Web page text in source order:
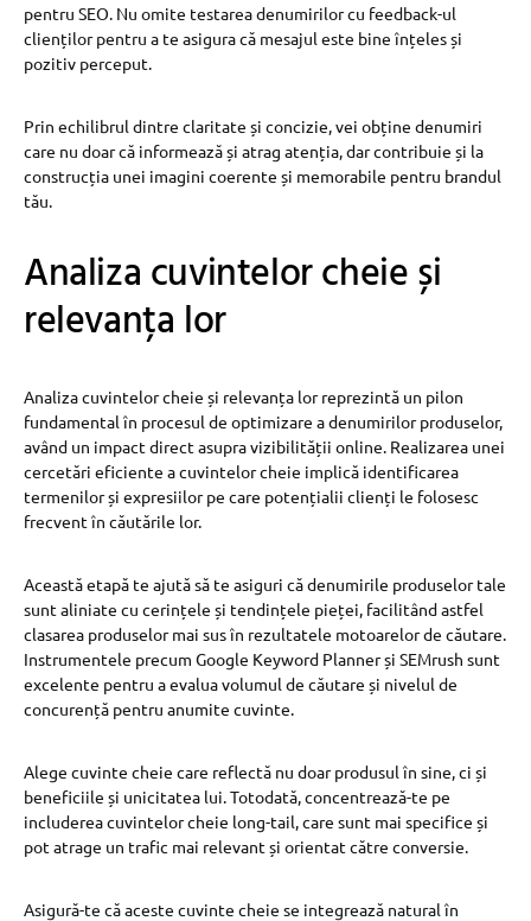
pentru SEO. Nu omite testarea denumirilor cu feedback-ul
clienților pentru a te asigura că mesajul este bine înțeles și
pozitiv perceput.
Prin echilibrul dintre claritate și concizie, vei obține denumiri
care nu doar că informează și atrag atenția, dar contribuie și la
construcția unei imagini coerente și memorabile pentru brandul
tău.
Analiza cuvintelor cheie și
relevanța lor
Analiza cuvintelor cheie și relevanța lor reprezintă un pilon
fundamental în procesul de optimizare a denumirilor produselor,
având un impact direct asupra vizibilității online. Realizarea unei
cercetări eficiente a cuvintelor cheie implică identificarea
termenilor și expresiilor pe care potențialii clienți le folosesc
frecvent în căutările lor.
Această etapă te ajută să te asiguri că denumirile produselor tale
sunt aliniate cu cerințele și tendințele pieței, facilitând astfel
clasarea produselor mai sus în rezultatele motoarelor de căutare.
Instrumentele precum Google Keyword Planner și SEMrush sunt
excelente pentru a evalua volumul de căutare și nivelul de
concurență pentru anumite cuvinte.
Alege cuvinte cheie care reflectă nu doar produsul în sine, ci și
beneficiile și unicitatea lui. Totodată, concentrează-te pe
includerea cuvintelor cheie long-tail, care sunt mai specifice și
pot atrage un trafic mai relevant și orientat către conversie.
Asigură-te că aceste cuvinte cheie se integrează natural în